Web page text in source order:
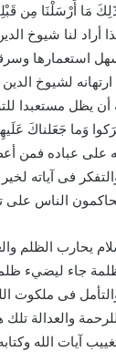
مَا أَرْسَلْنَا مِن
مُّقْتَدُونَ) (الزخرف: 23).
استعمارها
ارتهانه لشيوخ
أن يظل
على عباده فمن
فى آياته
الناس
يحارب الظلم
جاء ليضيء
فى ملكوت
والعدالة
آيات الله